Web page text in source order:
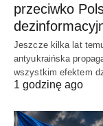
przeciwko
Jeszcze kilka lat
antyukraińska
wszystkim efektem
1 godzinę ago